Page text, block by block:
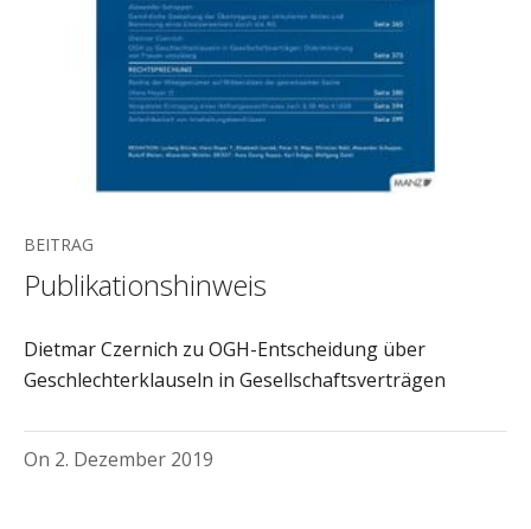
BEITRAG
Publikationshinweis
Dietmar Czernich zu OGH-Entscheidung über
Geschlechterklauseln in Gesellschaftsverträgen
On 2. Dezember 2019